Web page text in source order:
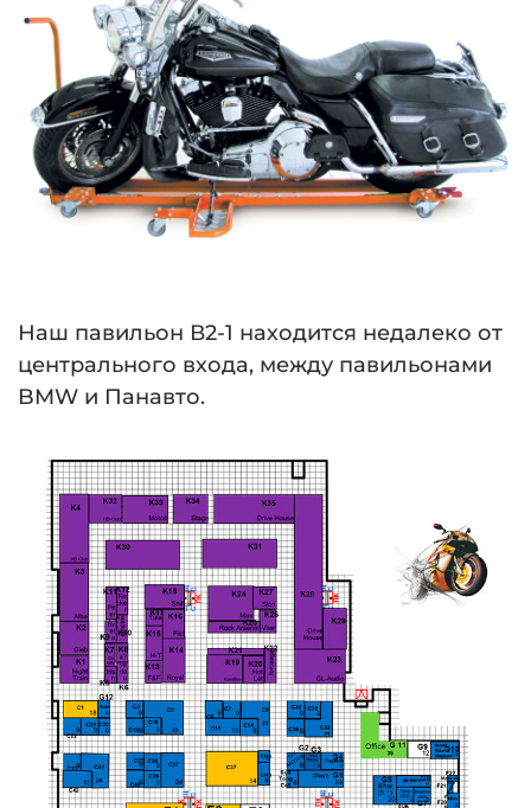
Наш павильон В2-1 находится недалеко от
центрального входа, между павильонами
BMW и Панавто.